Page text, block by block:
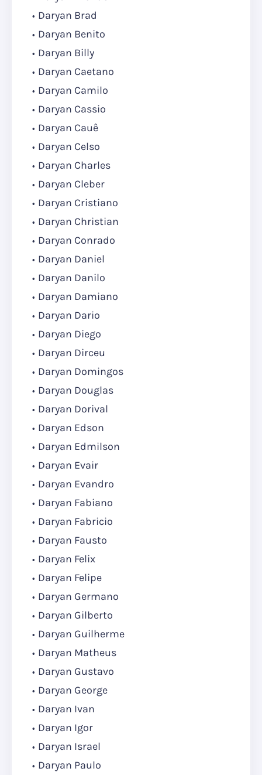
Daryan Brad
Daryan Benito
Daryan Billy
Daryan Caetano
Daryan Camilo
Daryan Cassio
Daryan Cauê
Daryan Celso
Daryan Charles
Daryan Cleber
Daryan Cristiano
Daryan Christian
Daryan Conrado
Daryan Daniel
Daryan Danilo
Daryan Damiano
Daryan Dario
Daryan Diego
Daryan Dirceu
Daryan Domingos
Daryan Douglas
Daryan Dorival
Daryan Edson
Daryan Edmilson
Daryan Evair
Daryan Evandro
Daryan Fabiano
Daryan Fabricio
Daryan Fausto
Daryan Felix
Daryan Felipe
Daryan Germano
Daryan Gilberto
Daryan Guilherme
Daryan Matheus
Daryan Gustavo
Daryan George
Daryan Ivan
Daryan Igor
Daryan Israel
Daryan Paulo